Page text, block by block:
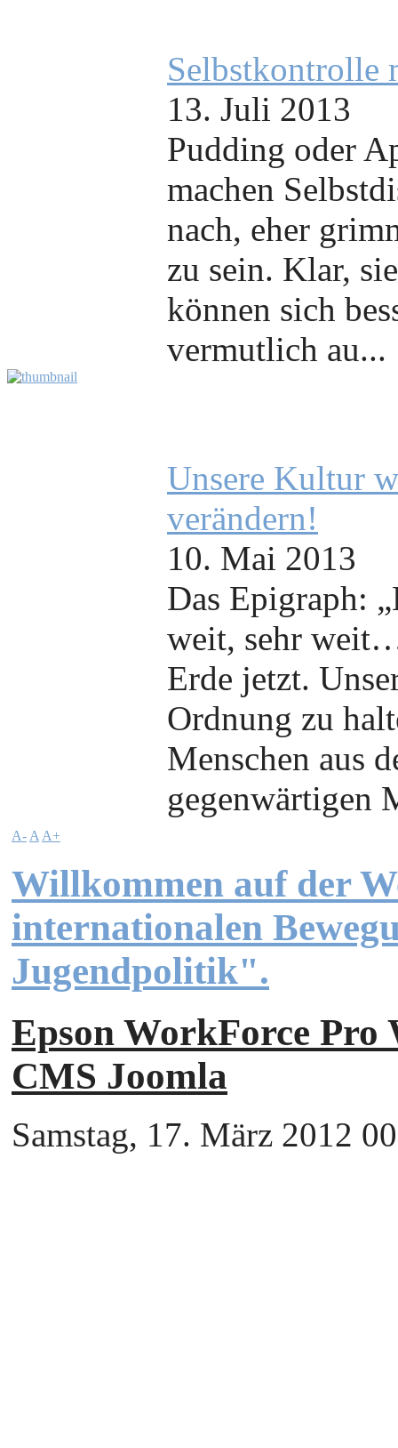
Selbstkontrolle
13. Juli 2013
Pudding oder
machen
nach, eher
zu sein. Klar,
können sich
vermutlich au...
Unsere Kultur
verändern!
10. Mai 2013
Das Epigraph:
weit, sehr
Erde jetzt.
Ordnung zu
Menschen aus
gegenwärtigen
A- A A+
Willkommen auf der
internationalen
Jugendpolitik".
Epson WorkForce Pro
CMS Joomla
Samstag, 17. März 2012